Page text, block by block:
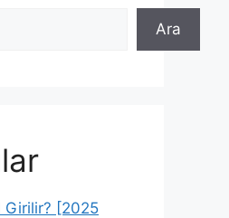
Ara
Girilir? [2025